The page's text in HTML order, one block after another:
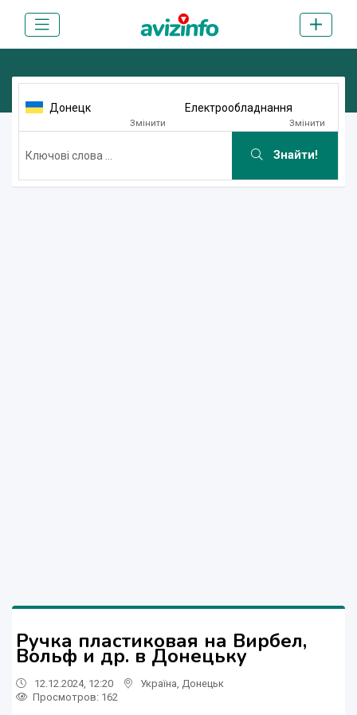
Донецк
Змінити
Електрообладнання
Змінити
Знайти!
Ручка пластиковая на Вирбел,
Вольф и др. в Донецьку
12.12.2024, 12:20 Україна Донецьк
Просмотров: 162